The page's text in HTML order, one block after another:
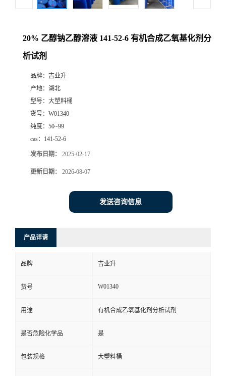
20% 乙醇钠乙醇溶液 141-52-6 有机合成乙氧基化剂分
析试剂
品牌： 吉业升
产地： 湖北
型号： 大塑料桶
货号： W01340
纯度： 50~99
cas： 141-52-6
发布日期： 2025-02-17
更新日期： 2026-08-07
发送咨询信息
产品详请
品牌 吉业升
货号 W01340
用途 有机合成乙氧基化剂分析试剂
是否危险化学品 是
包装规格 大塑料桶